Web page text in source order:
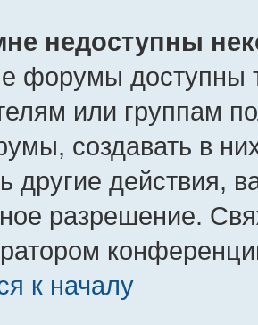
недоступны
форумы доступны
или группам
создавать в
другие действия,
разрешение.
к началу